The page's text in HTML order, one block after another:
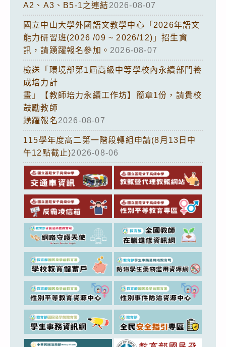
A2、A3、B5-1之連結2026-08-07
國立中山大學外國語文教學中心「2026年語文
能力研習班(2026 /09 ~ 2026/12)」招生資
訊，請踴躍報名參加。 2026-08-07
檢送「環境部第1屆高級中等學校內永續部門養
成培力計
畫」【教師培力永續工作坊】簡章1份，請貴校
鼓勵教師
踴躍報名2026-08-07
115學年度高二第一階段轉組申請(8月13日中
午12點截止)2026-08-06